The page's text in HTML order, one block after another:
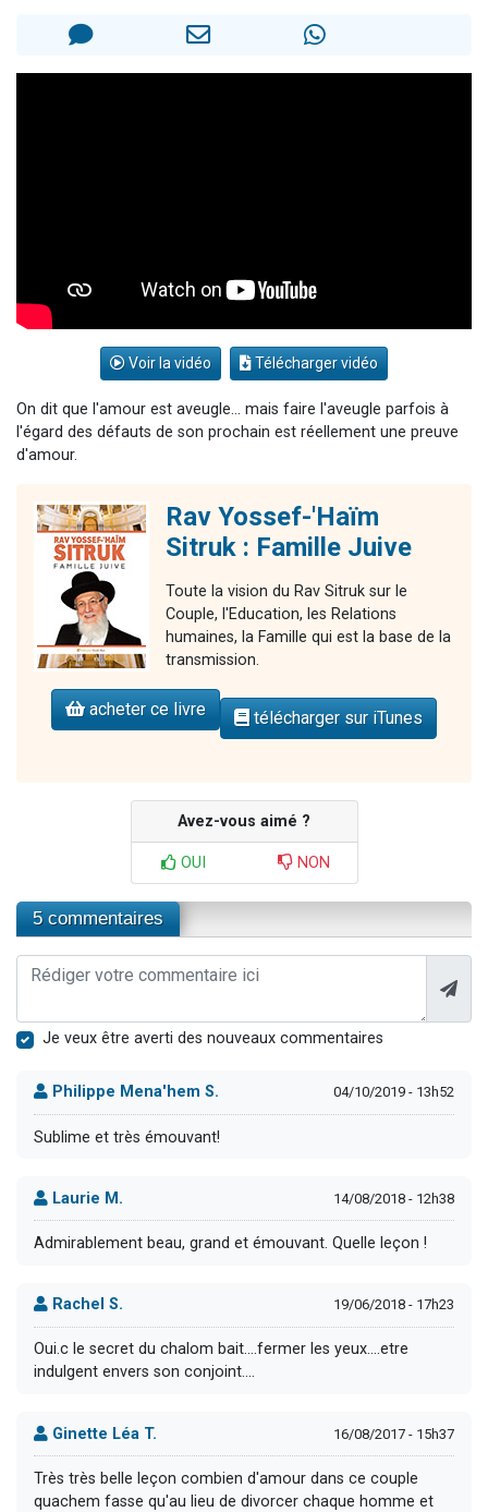
Voir la vidéo Télécharger vidéo
On dit que l'amour est aveugle... mais faire l'aveugle parfois à
l'égard des défauts de son prochain est réellement une preuve
d'amour.
Rav Yossef-'Haïm
Sitruk : Famille Juive
Toute la vision du Rav Sitruk sur le
Couple, l'Education, les Relations
humaines, la Famille qui est la base de la
transmission.
acheter ce livre télécharger sur iTunes
Avez-vous aimé ?
OUI NON
5 commentaires
Je veux être averti des nouveaux commentaires
Philippe Mena'hem S. 04/10/2019 - 13h52
Sublime et très émouvant!
Laurie M. 14/08/2018 - 12h38
Admirablement beau, grand et émouvant. Quelle leçon !
Rachel S. 19/06/2018 - 17h23
Oui.c le secret du chalom bait....fermer les yeux....etre
indulgent envers son conjoint....
Ginette Léa T. 16/08/2017 - 15h37
Très très belle leçon combien d'amour dans ce couple
quachem fasse qu'au lieu de divorcer chaque homme et